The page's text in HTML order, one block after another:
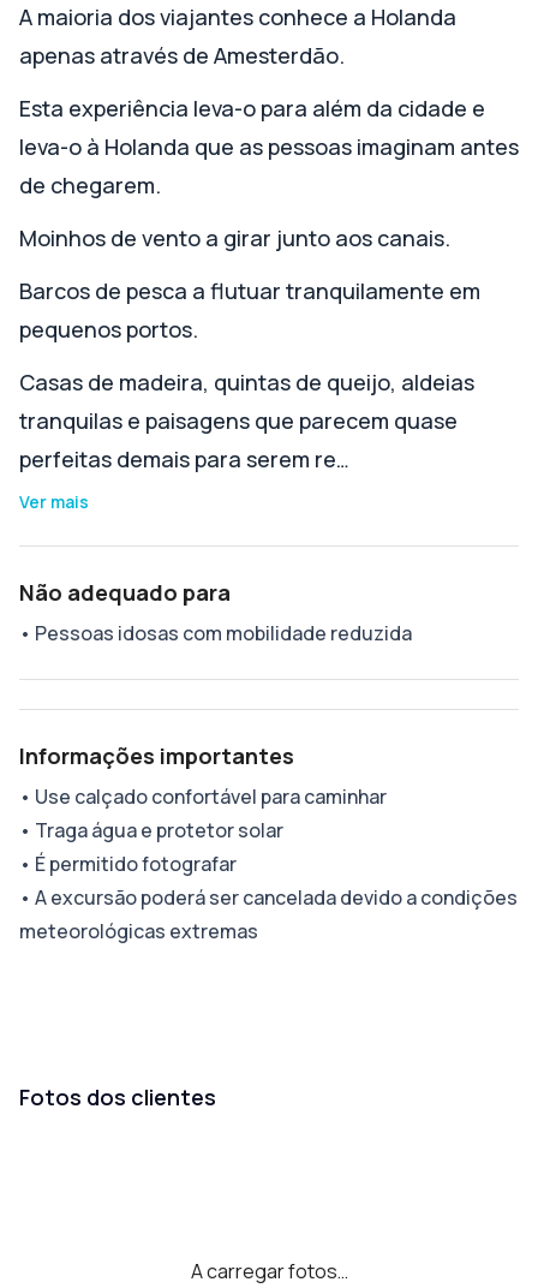
A maioria dos viajantes conhece a Holanda
apenas através de Amesterdão.
Esta experiência leva-o para além da cidade e
leva-o à Holanda que as pessoas imaginam antes
de chegarem.
Moinhos de vento a girar junto aos canais.
Barcos de pesca a flutuar tranquilamente em
pequenos portos.
Casas de madeira, quintas de queijo, aldeias
tranquilas e paisagens que parecem quase
perfeitas demais para serem re…
Ver mais
Não adequado para
• Pessoas idosas com mobilidade reduzida
Informações importantes
• Use calçado confortável para caminhar
• Traga água e protetor solar
• É permitido fotografar
• A excursão poderá ser cancelada devido a condições
meteorológicas extremas
Fotos dos clientes
A carregar fotos…